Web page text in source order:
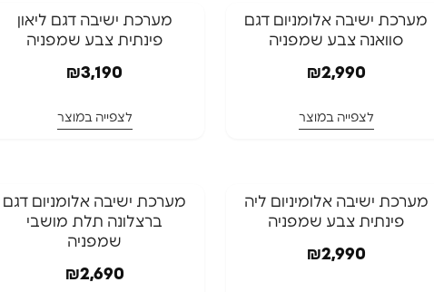
המלאי אזל
המלאי אזל
מערכת ישיבה אלומניום דגם
סוואנה צבע שמפניה
₪2,990
לצפייה במוצר
המלאי אזל
המלאי אזל
⁦מערכת ישיבה דגם ליאון
פינתית צבע שמפניה
₪3,190
לצפייה במוצר
המלאי אזל
המלאי אזל
מערכת ישיבה אלומיניום ליה
פינתית צבע שמפניה
₪2,990
המלאי אזל
המלאי אזל
מערכת ישיבה אלומניום דגם
ברצלונה תלת מושבי
שמפניה
₪2,690